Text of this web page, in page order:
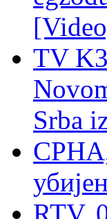
TV
Srba
СРНА,